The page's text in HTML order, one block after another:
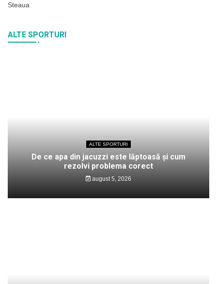
Steaua
ALTE SPORTURI
ALTE SPORTURI
De ce apa din jacuzzi este lăptoasă și cum
rezolvi problema corect
august 5, 2026